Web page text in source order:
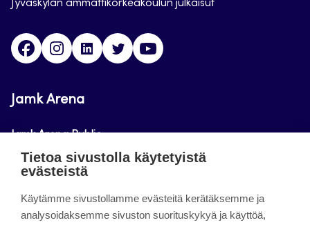
Jyväskylän ammattikorkeakoulun julkaisut
FacebookInstagramLinkedinTwitter
Jamk Arena
Jamk Arena Public
Jamk Arena Pro
Tietoa sivustolla käytetyistä
evästeistä
Käytämme sivustollamme evästeitä kerätäksemme ja
analysoidaksemme sivuston suorituskykyä ja käyttöä,